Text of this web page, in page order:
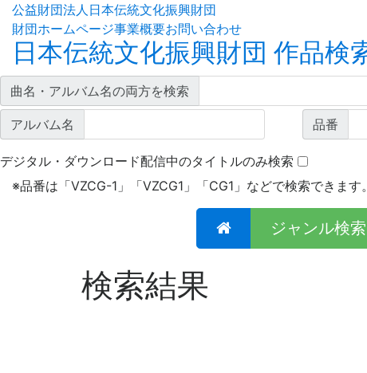
公益財団法人日本伝統文化振興財団
財団ホームページ事業概要お問い合わせ
日本伝統文化振興財団 作品検
曲名・アルバム名の両方を検索
アルバム名 品番
デジタル・ダウンロード配信中のタイトルのみ検索
※品番は「VZCG-1」「VZCG1」「CG1」などで検索できます。
ジャンル検索
検索結果